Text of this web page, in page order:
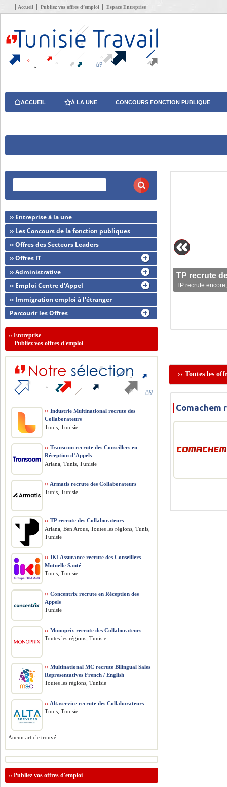
Accueil Publiez vos offres d’emploi Espace Entreprise
ACCUEIL À LA UNE CONCOURS FONCTION PUBLIQUE
TP recrute
TP recrute
›› Toutes les
Comachem
›› Entreprise à la une
›› Les Concours de la fonction publiques
›› Offres des Secteurs Leaders
›› Offres IT
›› Administrative
›› Emploi Centre d'Appel
›› Immigration emploi à l'étranger
Parcourir les Offres
››Entreprise
Publiez vos offres d'emploi
›› Industrie Multinational recrute des
Collaborateurs
Tunis, Tunisie
›› Transcom recrute des Conseillers en
Réception d’Appels
Ariana, Tunis, Tunisie
›› Armatis recrute des Collaborateurs
Tunis, Tunisie
›› TP recrute des Collaborateurs
Ariana, Ben Arous, Toutes les régions, Tunis,
Tunisie
›› IKI Assurance recrute des Conseillers
Mutuelle Santé
Tunis, Tunisie
›› Concentrix recrute en Réception des
Appels
Tunisie
›› Monoprix recrute des Collaborateurs
Toutes les régions, Tunisie
›› Multinational MC recrute Bilingual Sales
Representatives French / English
Toutes les régions, Tunisie
›› Altaservice recrute des Collaborateurs
Tunis, Tunisie
Aucun article trouvé.
››Publiez vos offres d'emploi